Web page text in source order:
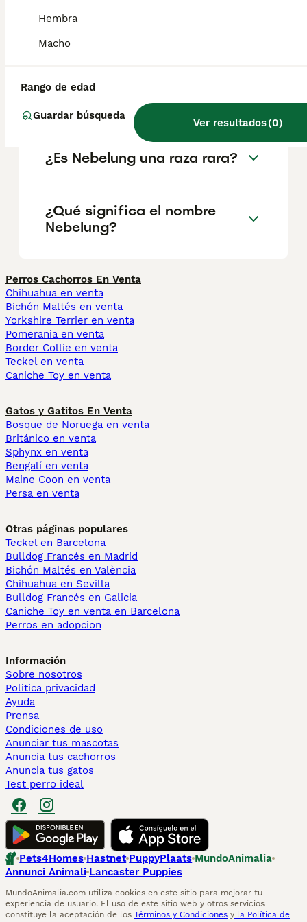
Hembra
Macho
Rango de edad
Guardar búsqueda
Ver resultados(0)
cabeza tiene forma triangular, con orejas
punta, nariz grisácea y ojos de color
¿Qué es un gato nebelung?
¿Es Nebelung una raza rara?
¿Qué significa el nombre
Nebelung?
Perros Cachorros En Venta
Chihuahua en venta
Bichón Maltés en venta
Yorkshire Terrier en venta
Pomerania en venta
Border Collie en venta
Teckel en venta
Caniche Toy en venta
Gatos y Gatitos En Venta
Bosque de Noruega en venta
Británico en venta
Sphynx en venta
Bengalí en venta
Maine Coon en venta
Persa en venta
Otras páginas populares
Teckel en Barcelona
Bulldog Francés en Madrid
Bichón Maltés en València
Chihuahua en Sevilla
Bulldog Francés en Galicia
Caniche Toy en venta en Barcelona
Perros en adopcion
Información
Sobre nosotros
Politica privacidad
Ayuda
Prensa
Condiciones de uso
Anunciar tus mascotas
Anuncia tus cachorros
Anuncia tus gatos
Test perro ideal
Pets4Homes Hastnet PuppyPlaats MundoAnimalia
Annunci Animali Lancaster Puppies
MundoAnimalia.com utiliza cookies en este sitio para mejorar tu
experiencia de usuario. El uso de este sitio web y otros servicios
constituye la aceptación de los Términos y Condiciones y la Política de